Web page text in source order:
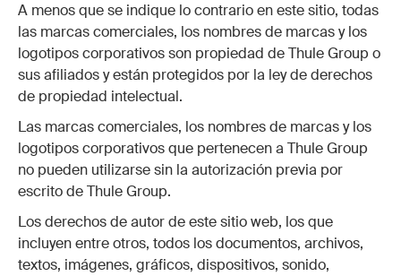
A menos que se indique lo contrario en este sitio, todas
las marcas comerciales, los nombres de marcas y los
logotipos corporativos son propiedad de Thule Group o
sus afiliados y están protegidos por la ley de derechos
de propiedad intelectual.
Las marcas comerciales, los nombres de marcas y los
logotipos corporativos que pertenecen a Thule Group
no pueden utilizarse sin la autorización previa por
escrito de Thule Group.
Los derechos de autor de este sitio web, los que
incluyen entre otros, todos los documentos, archivos,
textos, imágenes, gráficos, dispositivos, sonido,